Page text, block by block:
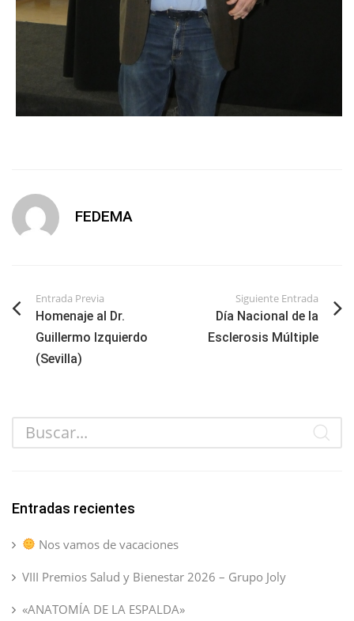
FEDEMA
Entrada Previa
Homenaje al Dr.
Guillermo Izquierdo
(Sevilla)
Siguiente Entrada
Día Nacional de la
Esclerosis Múltiple
Entradas recientes
Nos vamos de vacaciones
VIII Premios Salud y Bienestar 2026 – Grupo Joly
«ANATOMÍA DE LA ESPALDA»